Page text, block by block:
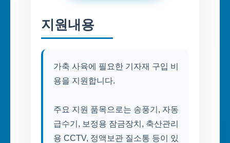
지원내용
가축 사육에 필요한 기자재 구입 비
용을 지원합니다.
주요 지원 품목으로는 송풍기, 자동
급수기, 보정용 잠금장치, 축산관리
용 CCTV, 정액보관 질소통 등이 있